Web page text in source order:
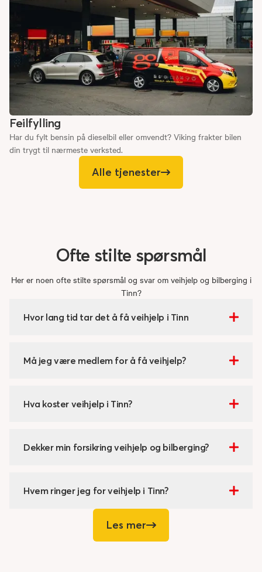
Feilfylling
Har du fylt bensin på dieselbil eller omvendt? Viking frakter bilen
din trygt til nærmeste verksted.
Alle tjenester
Ofte stilte spørsmål
Her er noen ofte stilte spørsmål og svar om veihjelp og bilberging i
Tinn?
Hvor lang tid tar det å få veihjelp i Tinn
Må jeg være medlem for å få veihjelp?
Hva koster veihjelp i Tinn?
Dekker min forsikring veihjelp og bilberging?
Hvem ringer jeg for veihjelp i Tinn?
Les mer